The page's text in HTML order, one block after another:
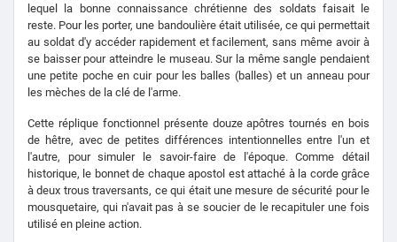
lequel la bonne connaissance chrétienne des soldats faisait le
reste. Pour les porter, une bandoulière était utilisée, ce qui permettait
au soldat d'y accéder rapidement et facilement, sans même avoir à
se baisser pour atteindre le museau. Sur la même sangle pendaient
une petite poche en cuir pour les balles (balles) et un anneau pour
les mèches de la clé de l'arme.
Cette réplique fonctionnel présente douze apôtres tournés en bois
de hêtre, avec de petites différences intentionnelles entre l'un et
l'autre, pour simuler le savoir-faire de l'époque. Comme détail
historique, le bonnet de chaque apostol est attaché à la corde grâce
à deux trous traversants, ce qui était une mesure de sécurité pour le
mousquetaire, qui n'avait pas à se soucier de le recapituler une fois
utilisé en pleine action.